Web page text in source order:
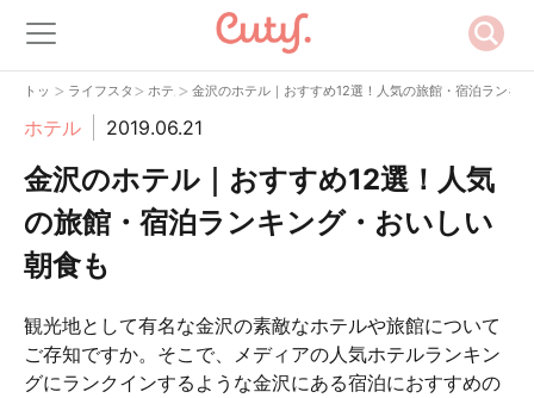
トップ
> ライフスタイル
> ホテル
> 金沢のホテル｜おすすめ12選！人気の旅館・宿泊ランキ
ホテル 2019.06.21
金沢のホテル｜おすすめ12選！人気
の旅館・宿泊ランキング・おいしい
朝食も
観光地として有名な金沢の素敵なホテルや旅館について
ご存知ですか。そこで、メディアの人気ホテルランキン
グにランクインするような金沢にある宿泊におすすめの